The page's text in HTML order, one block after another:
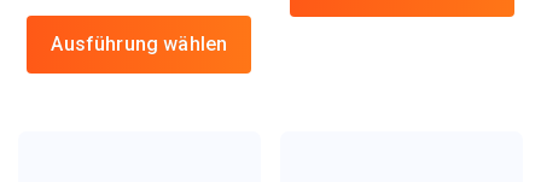
Ausführung wählen